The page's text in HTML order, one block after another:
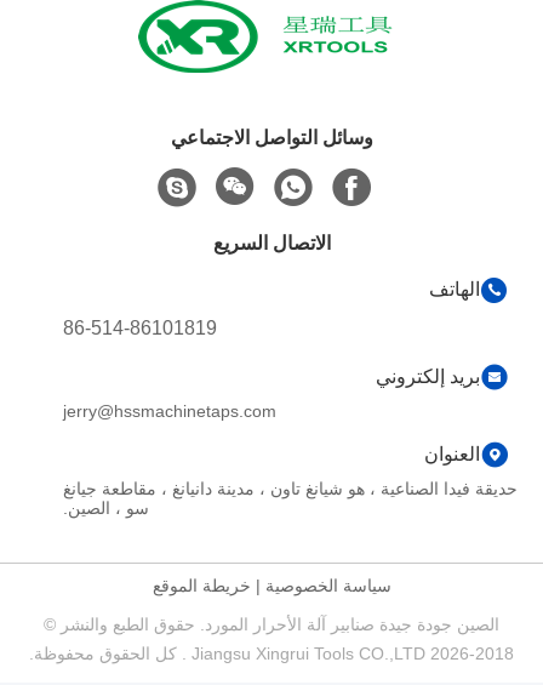
وسائل التواصل الاجتماعي
الاتصال السريع
الهاتف
86-514-86101819
بريد إلكتروني
jerry@hssmachinetaps.com
العنوان
حديقة فيدا الصناعية ، هو شيانغ تاون ، مدينة دانيانغ ، مقاطعة جيانغ
سو ، الصين.
سياسة الخصوصية|خريطة الموقع
الصين جودة جيدة صنابير آلة الأحرار المورد. حقوق الطبع والنشر ©
2018-2026 Jiangsu Xingrui Tools CO.,LTD . كل الحقوق محفوظة.